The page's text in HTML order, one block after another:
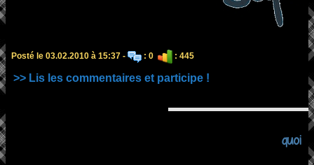
Posté le 03.02.2010 à 15:37 - : 0 : 445
>> Lis les commentaires et participe !
quoi